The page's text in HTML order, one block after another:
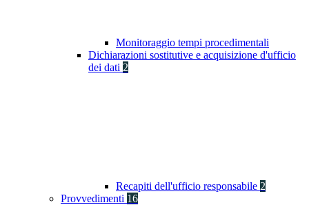
Monitoraggio tempi procedimentali
Dichiarazioni sostitutive e acquisizione d'ufficio
dei dati 2
Recapiti dell'ufficio responsabile 2
Provvedimenti 16